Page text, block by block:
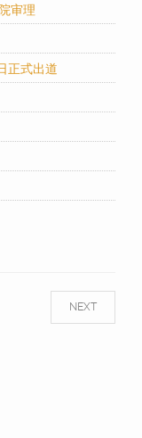
审理
正式出道
NEXT